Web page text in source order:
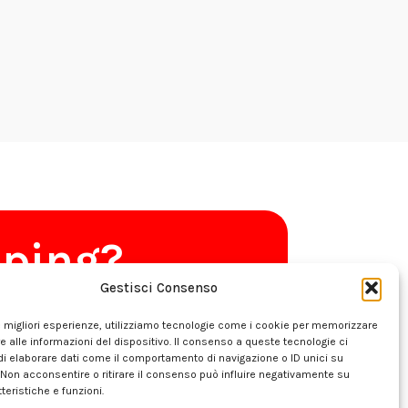
Gestisci Consenso
migliori esperienze, utilizziamo tecnologie come i cookie per memorizzare
alle informazioni del dispositivo. Il consenso a queste tecnologie ci
elaborare dati come il comportamento di navigazione o ID unici su
acconsentire o ritirare il consenso può influire negativamente su
e funzioni.